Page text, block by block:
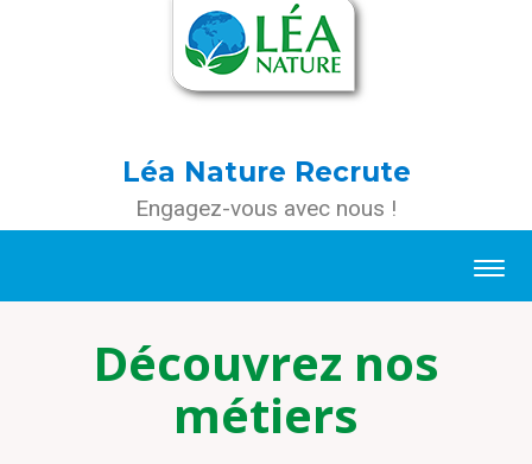
Léa Nature Recrute
Engagez-vous avec nous !
Découvrez nos
métiers